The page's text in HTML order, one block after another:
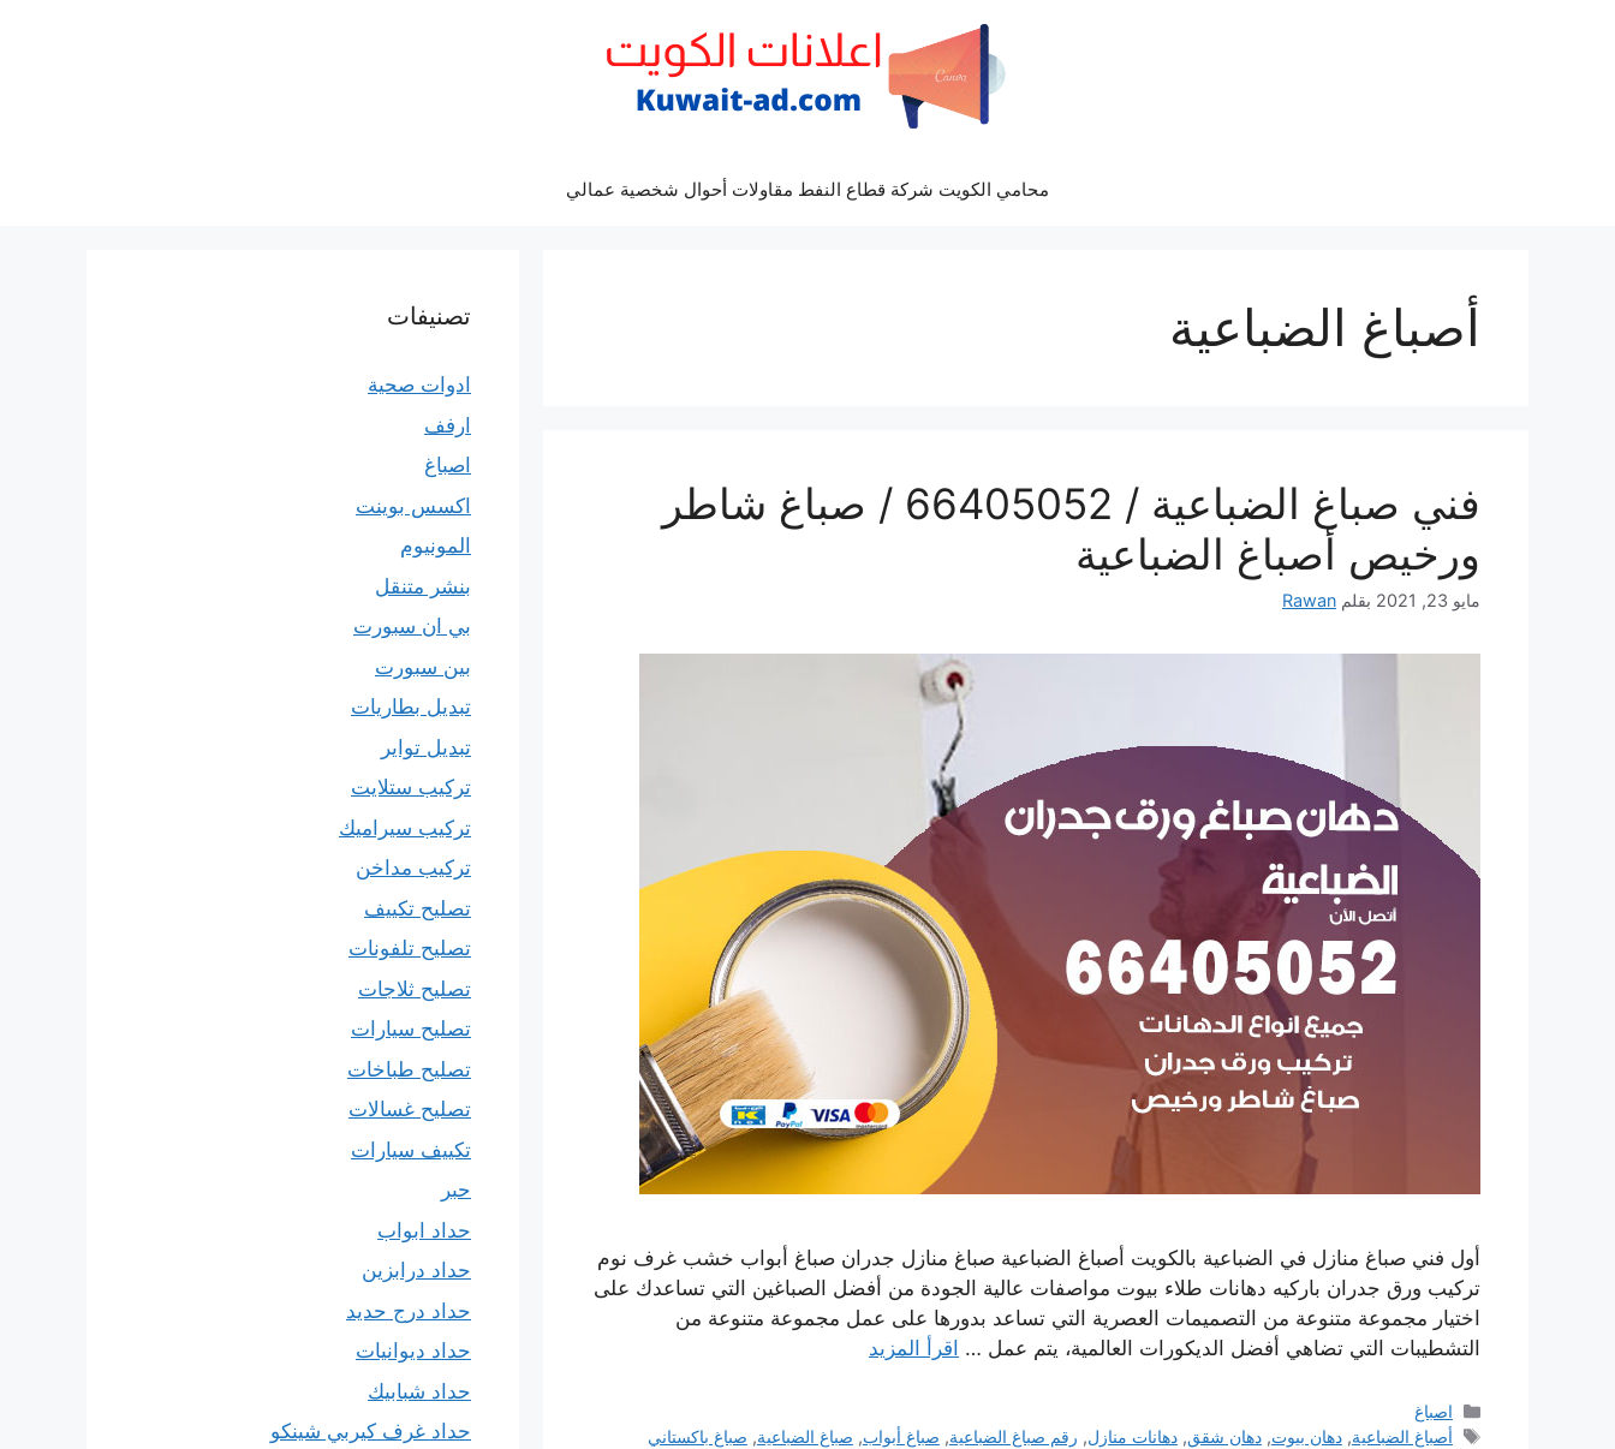
محامي الكويت شركة قطاع النفط مقاولات أحوال شخصية عمالي
أصباغ الضباعية
فني صباغ الضباعية / 66405052 / صباغ شاطر
ورخيص أصباغ الضباعية
مايو 23, 2021 بقلم Rawan
أول فني صباغ منازل في الضباعية بالكويت أصباغ الضباعية صباغ منازل جدران صباغ أبواب خشب غرف نوم
تركيب ورق جدران باركيه دهانات طلاء بيوت مواصفات عالية الجودة من أفضل الصباغين التي تساعدك على
اختيار مجموعة متنوعة من التصميمات العصرية التي تساعد بدورها على عمل مجموعة متنوعة من
التشطيبات التي تضاهي أفضل الديكورات العالمية، يتم عمل … اقرأ المزيد
التصنيفات
اصباغ
الوسوم
أصباغ الضباعية,دهان بيوت,دهان شقق,دهانات منازل, رقم صباغ الضباعية, صباغ أبواب, صباغ الضباعية, صباغ باكستاني
تصنيفات
ادوات صحية
ارفف
اصباغ
اكسس بوينت
المونيوم
بنشر متنقل
بي ان سبورت
بين سبورت
تبديل بطاريات
تبديل تواير
تركيب ستلايت
تركيب سيراميك
تركيب مداخن
تصليح تكييف
تصليح تلفونات
تصليح ثلاجات
تصليح سيارات
تصليح طباخات
تصليح غسالات
تكييف سيارات
حبر
حداد ابواب
حداد درابزين
حداد درج حديد
حداد ديوانيات
حداد شبابيك
حداد غرف كيربي شينكو